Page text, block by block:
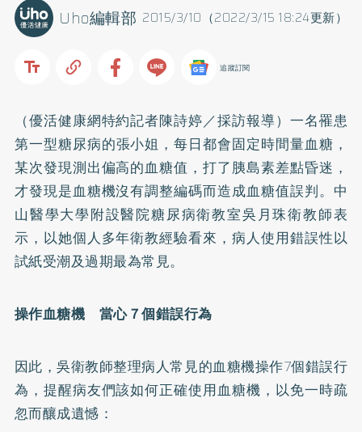
2015/3/10（2022/3/15 18:24更新）
Uho編輯部
追蹤訂閱
（優活健康網特約記者陳詩婷／採訪報導）一名罹患
第一型糖尿病的張小姐，每日都會固定時間量血糖，
某次發現測出偏高的血糖值，打了胰島素差點昏迷，
才發現是血糖機沒有調整編碼而造成血糖值誤判。中
山醫學大學附設醫院糖尿病衛教室吳月珠衛教師表
示，以她個人多年衛教經驗看來，病人使用錯誤性以
試紙受潮及過期最為常見。
操作血糖機 當心７個錯誤行為
因此，吳衛教師整理病人常見的血糖機操作7個錯誤行
為，提醒病友們該如何正確使用血糖機，以免一時疏
忽而釀成遺憾：